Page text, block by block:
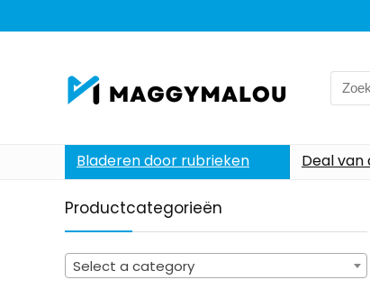
Search
for:
Bladeren door rubrieken Deal van
Productcategorieën
Select a category